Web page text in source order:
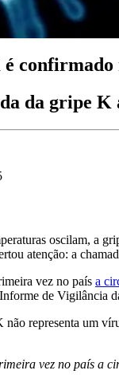
confirmado
da gripe
oscilam, a
atenção: a
vez no país a
de Vigilância
não representa um
vez no país a